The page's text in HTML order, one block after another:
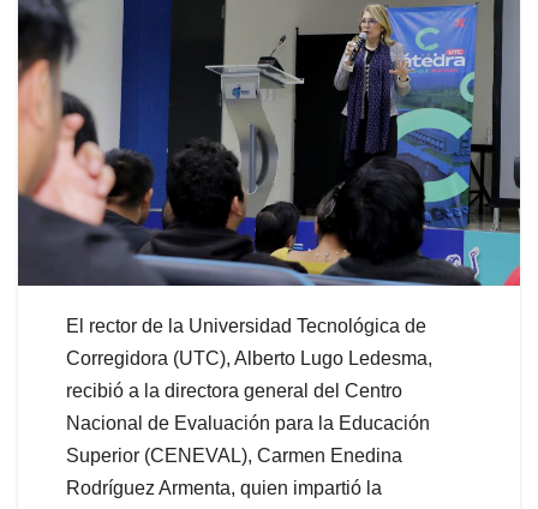
El rector de la Universidad Tecnológica de
Corregidora (UTC), Alberto Lugo Ledesma,
recibió a la directora general del Centro
Nacional de Evaluación para la Educación
Superior (CENEVAL), Carmen Enedina
Rodríguez Armenta, quien impartió la